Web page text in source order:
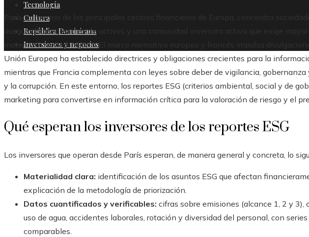
Tecnología
Cultura
República Dominicana
Inversiones y negocios
París, como uno de los principales centros financieros de Europa, concentra
aseguradoras, gestores de activos y una comunidad inversora activa que exige
materia de sostenibilidad. El marco normativo europeo y francés impulsa
Unión Europea ha establecido directrices y obligaciones crecientes para la
mientras que Francia complementa con leyes sobre deber de vigilancia,
y la corrupción. En este entorno, los reportes ESG (criterios ambiental, social y de
marketing para convertirse en información crítica para la valoración de riesgo y el
Qué esperan los inversores de los reportes ESG
Los inversores que operan desde París esperan, de manera general y concreta, lo
Materialidad clara: identificación de los asuntos ESG que afectan
explicación de la metodología de priorización.
Datos cuantificados y verificables: cifras sobre emisiones (alcance 1, 2 y 3),
uso de agua, accidentes laborales, rotación y diversidad del personal, con
comparables.